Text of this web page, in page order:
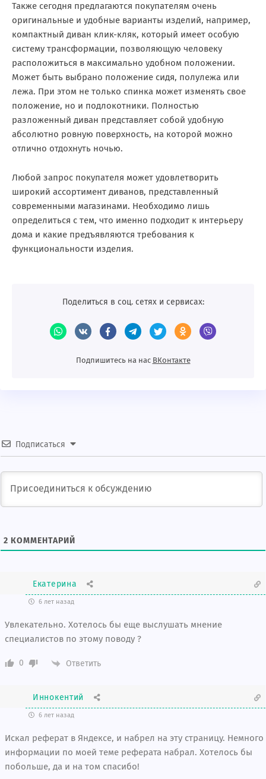
Также сегодня предлагаются покупателям очень
оригинальные и удобные варианты изделий, например,
компактный диван клик-кляк, который имеет особую
систему трансформации, позволяющую человеку
расположиться в максимально удобном положении.
Может быть выбрано положение сидя, полулежа или
лежа. При этом не только спинка может изменять свое
положение, но и подлокотники. Полностью
разложенный диван представляет собой удобную
абсолютно ровную поверхность, на которой можно
отлично отдохнуть ночью.
Любой запрос покупателя может удовлетворить
широкий ассортимент диванов, представленный
современными магазинами. Необходимо лишь
определиться с тем, что именно подходит к интерьеру
дома и какие предъявляются требования к
функциональности изделия.
Поделиться в соц. сетях и сервисах:
Подпишитесь на нас BКонтакте
Подписаться
2 КОММЕНТАРИЙ
Екатерина
6 лет назад
Увлекательно. Хотелось бы еще выслушать мнение
специалистов по этому поводу ?
0 Ответить
Иннокентий
6 лет назад
Искал реферат в Яндексе, и набрел на эту страницу. Немного
информации по моей теме реферата набрал. Хотелось бы
побольше, да и на том спасибо!